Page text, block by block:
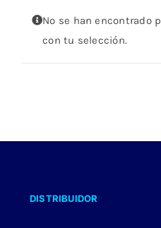
Dotaciones
No se han encontrado
con tu selección.
DISTRIBUIDOR